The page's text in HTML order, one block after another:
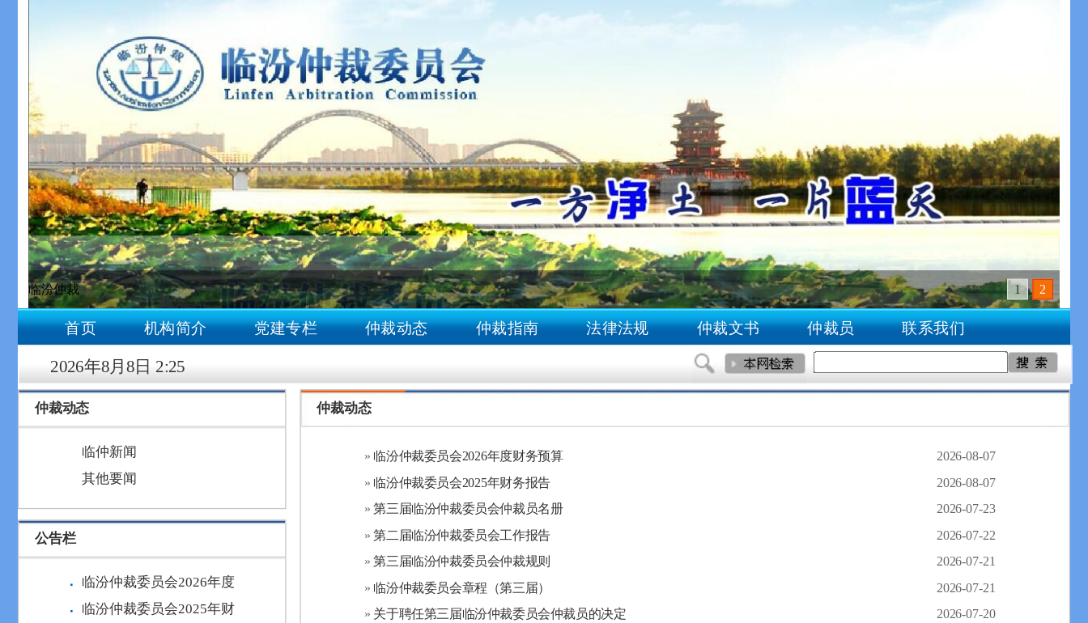
临汾仲裁
null
1 2
首页 机构简介 党建专栏 仲裁动态 仲裁指南 法律法规 仲裁文书 仲裁员 联系我们
2026年8月8日 2:25
仲裁动态
临仲新闻
其他要闻
公告栏
临汾仲裁委员会2026年度
临汾仲裁委员会2025年财
仲裁动态
2026-08-07
» 临汾仲裁委员会2026年度财务预算
2026-08-07
» 临汾仲裁委员会2025年财务报告
2026-07-23
»第三届临汾仲裁委员会仲裁员名册
2026-07-22
»第二届临汾仲裁委员会工作报告
2026-07-21
»第三届临汾仲裁委员会仲裁规则
2026-07-21
» 临汾仲裁委员会章程（第三届）
2026-07-20
» 关于聘任第三届临汾仲裁委员会仲裁员的决定